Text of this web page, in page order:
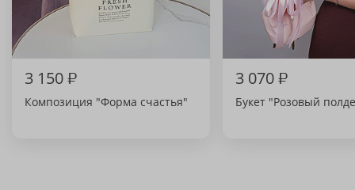
3 150₽
Композиция "Форма счастья"
3 070₽
Букет "Розовый